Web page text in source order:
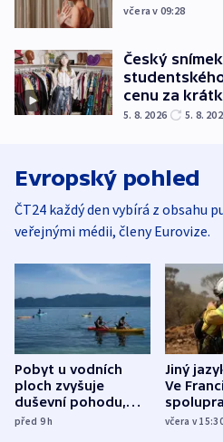
včera v 09:28
Český
cenu za
5. 8. 2026 5. 8.
Evropský pohled
ČT24 každý den vybírá z obsahu
veřejnými médii, členy Eurovize.
Pobyt u vodních
ploch zvyšuje
duševní pohodu,
ukázala
před 9h
Jiný
Ve
různých
včera v